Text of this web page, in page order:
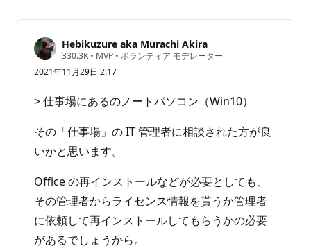
ま
んHebikuzure aka Murachi Akira
330.3K 評
価
の
イ
ン
• MVP • ボランティア モデレーター
2021年11月29日 2:17
> 仕事場にあるのノートパソコン（Win10）
その「仕事場」の IT 管理者に相談された方が良
いかと思います。
Office の再インストールなどが必要としても、
その管理者からライセンス情報を貰うか管理者
に依頼して再インストールしてもらうかの必要
があるでしょうから。